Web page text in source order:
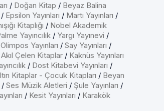
/ Doğan Kitap / Beyaz Balina
/ Epsilon Yayınları / Martı Yayınları /
Kitaplığı / Nobel Akademik
Yayıncılık / Yargı Yayınevi /
Olimpos Yayınları / Say Yayınları /
Akıl Çelen Kitaplar / Kaknüs Yayınları
/ Dost Kitabevi Yayınları /
Kitaplar - Çocuk Kitapları / Beyan
/ Ses Müzik Aletleri / Şule Yayınları /
/ Kesit Yayınları / Karakök